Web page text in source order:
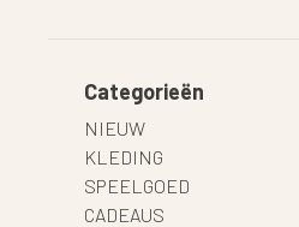
Categorieën
NIEUW
KLEDING
SPEELGOED
CADEAUS